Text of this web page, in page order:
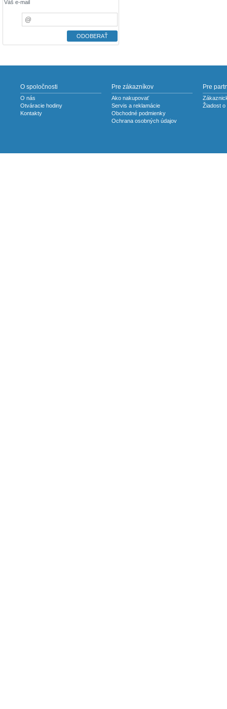
Váš e-mail
O spoločnosti
O nás
Otváracie hodiny
Kontakty
Pre zákazníkov
Ako nakupovať
Servis a reklamácie
Obchodné podmienky
Ochrana osobných údajov
Pre
Žiadost